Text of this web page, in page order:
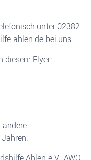
unter 02382
ahlen.de bei uns.
diesem Flyer: